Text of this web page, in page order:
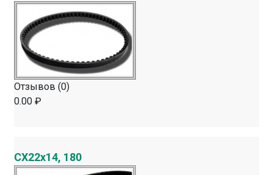
Отзывов (0)
0.00 ₽
CX22х14, 180